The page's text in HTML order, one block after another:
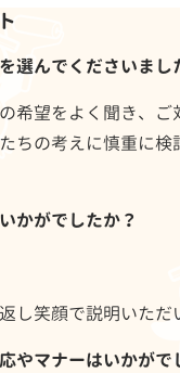
選んでくださいまし
希望をよく聞き、
ちの考えに慎重に
かがでしたか？
し笑顔で説明いただ
やマナーはいかがで